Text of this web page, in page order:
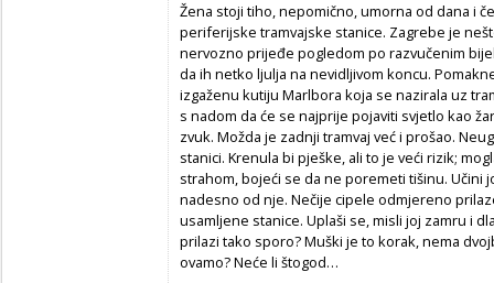
Žena stoji tiho, nepomično, umorna od dana i
periferijske tramvajske stanice. Zagrebe je
nervozno prijeđe pogledom po razvučenim
da ih netko ljulja na nevidljivom koncu.
izgaženu kutiju Marlbora koja se nazirala uz
s nadom da će se najprije pojaviti svjetlo kao
zvuk. Možda je zadnji tramvaj već i prošao.
stanici. Krenula bi pješke, ali to je veći rizik;
strahom, bojeći se da ne poremeti tišinu.
nadesno od nje. Nečije cipele odmjereno
usamljene stanice. Uplaši se, misli joj zamru i
prilazi tako sporo? Muški je to korak, nema
ovamo? Neće li štogod…